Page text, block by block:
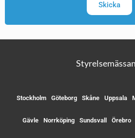
Skicka
Stockholm Göteborg Skåne Uppsala
Gävle Norrköping Sundsvall Örebro